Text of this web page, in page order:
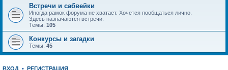
Встречи и сабвейки
Иногда рамок форума не хватает. Хочется пообщаться лично.
Здесь назначаются встречи.
Темы: 105
Конкурсы и загадки
Темы: 45
ВХОД • РЕГИСТРАЦИЯ